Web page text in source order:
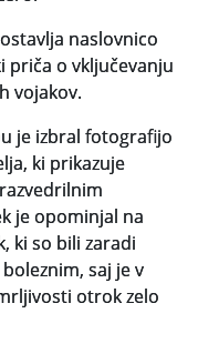
naslovnico
priča o vključevanju
vojakov.
je izbral fotografijo
ki prikazuje
je opominjal na
ki so bili zaradi
saj je v
otrok zelo